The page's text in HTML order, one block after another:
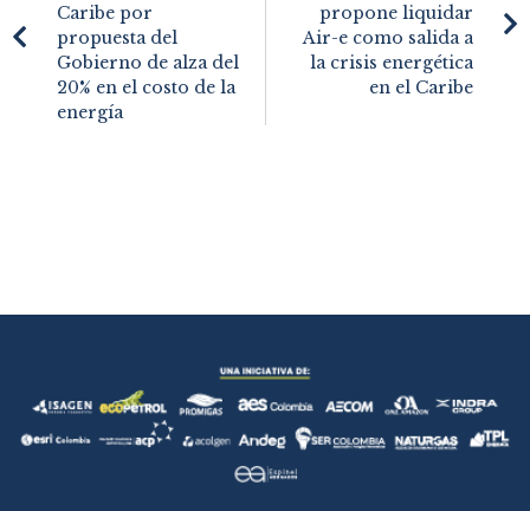
Caribe por
propuesta del
Gobierno de alza del
20% en el costo de la
energía
propone liquidar
Air-e como salida a
la crisis energética
en el Caribe